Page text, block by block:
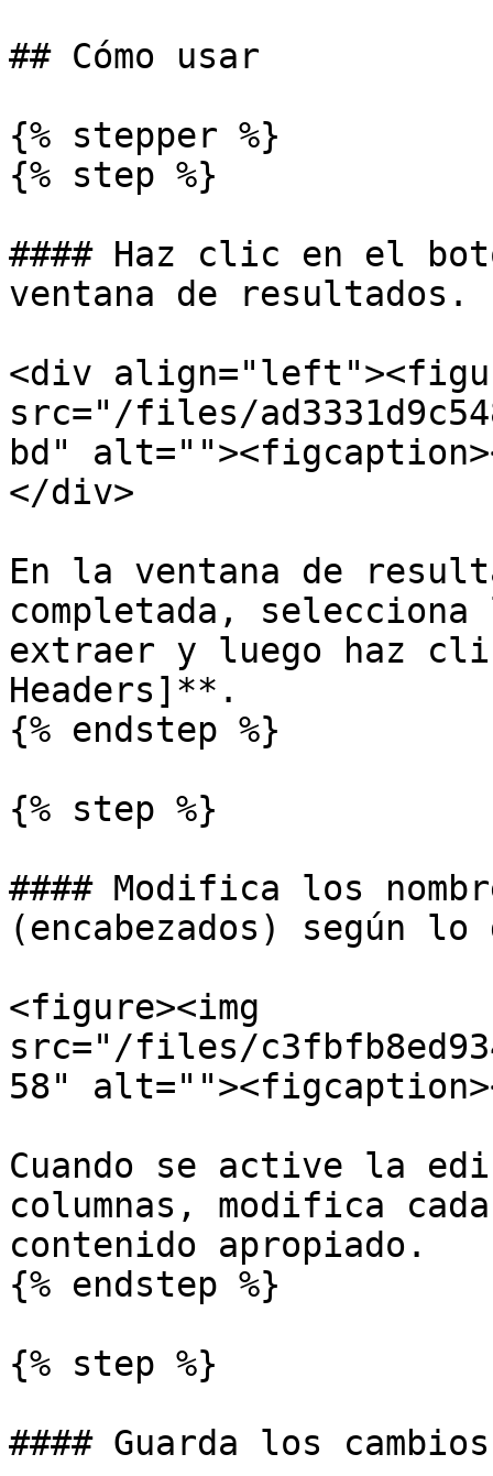
## Cómo usar
{% stepper %}
{% step %}
#### Haz clic en el
ventana de resultados.
<div
src="/files/
bd"
</div>
En la ventana de
completada, selecciona
extraer y luego haz
Headers]**.
{% endstep %}
{% step %}
#### Modifica los
(encabezados) según lo
<figure><img
src="/files/
58"
Cuando se active la
columnas, modifica
contenido apropiado.
{% endstep %}
{% step %}
#### Guarda los